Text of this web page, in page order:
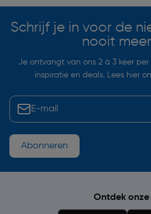
Schrijf je in voor de
nooit
Je ontvangt van ons 2 à 3 keer
inspiratie en deals. Lees hier
Abonneren
Ontdek